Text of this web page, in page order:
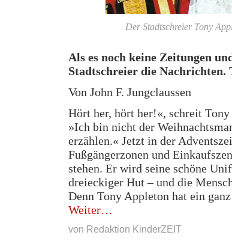
Der Stadtschreier Tony
Als es noch keine Zeitungen
Stadtschreier die Nachrichten.
Von John F. Jungclaussen
Hört her, hört her!«, schreit
»Ich bin nicht der
erzählen.« Jetzt in der
Fußgängerzonen und
stehen. Er wird seine schöne
dreieckiger Hut – und die
Denn Tony Appleton hat ein
Weiter„Mein
Hobby:
Brüllen“
von Redaktion KinderZEIT